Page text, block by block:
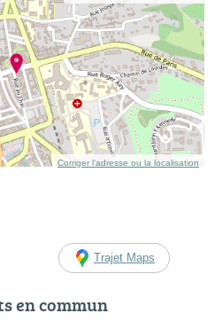
Corriger l’adresse ou la localisation
Trajet Maps
en commun